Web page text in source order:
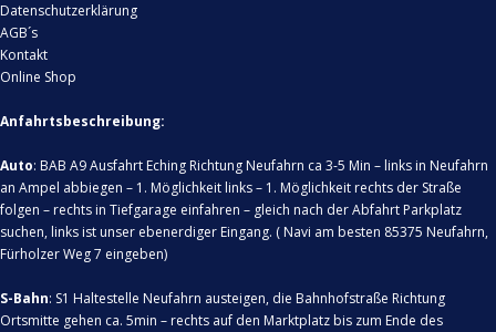
Datenschutzerklärung
AGB´s
Kontakt
Online Shop
Anfahrtsbeschreibung:
Auto: BAB A9 Ausfahrt Eching Richtung Neufahrn ca 3-5 Min – links in Neufahrn
an Ampel abbiegen – 1. Möglichkeit links – 1. Möglichkeit rechts der Straße
folgen – rechts in Tiefgarage einfahren – gleich nach der Abfahrt Parkplatz
suchen, links ist unser ebenerdiger Eingang. ( Navi am besten 85375 Neufahrn,
Fürholzer Weg 7 eingeben)
S-Bahn: S1 Haltestelle Neufahrn austeigen, die Bahnhofstraße Richtung
Ortsmitte gehen ca. 5min – rechts auf den Marktplatz bis zum Ende des